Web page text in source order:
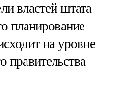
властей штата
планирование
на уровне
правительства